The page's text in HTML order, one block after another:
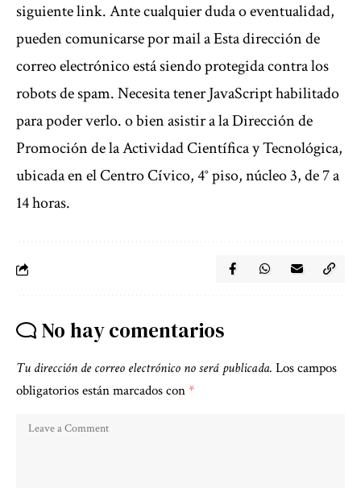
siguientelink. Ante cualquier duda o eventualidad,
pueden comunicarse por mail aEsta dirección de
correo electrónico está siendo protegida contra los
robots de spam. Necesita tener JavaScript habilitado
para poder verlo.o bien asistir a la Dirección de
Promoción de la Actividad Científica y Tecnológica,
ubicada en el Centro Cívico, 4° piso, núcleo 3, de 7 a
14 horas.
No hay comentarios
Tu dirección de correo electrónico no será publicada. Los campos
obligatorios están marcados con*